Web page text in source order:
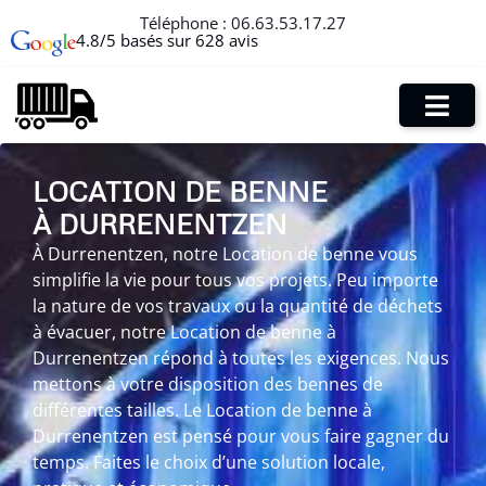
Téléphone : 06.63.53.17.27
4.8/5 basés sur 628 avis
LOCATION DE BENNE
À DURRENENTZEN
À Durrenentzen, notre Location de benne vous
simplifie la vie pour tous vos projets. Peu importe
la nature de vos travaux ou la quantité de déchets
à évacuer, notre Location de benne à
Durrenentzen répond à toutes les exigences. Nous
mettons à votre disposition des bennes de
différentes tailles. Le Location de benne à
Durrenentzen est pensé pour vous faire gagner du
temps. Faites le choix d’une solution locale,